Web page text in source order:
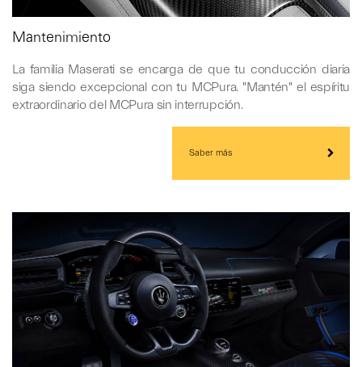
Mantenimiento
La familia Maserati se encarga de que tu conducción diaria
siga siendo excepcional con tu MCPura. "Mantén" el espíritu
extraordinario del MCPura sin interrupción.
Saber más